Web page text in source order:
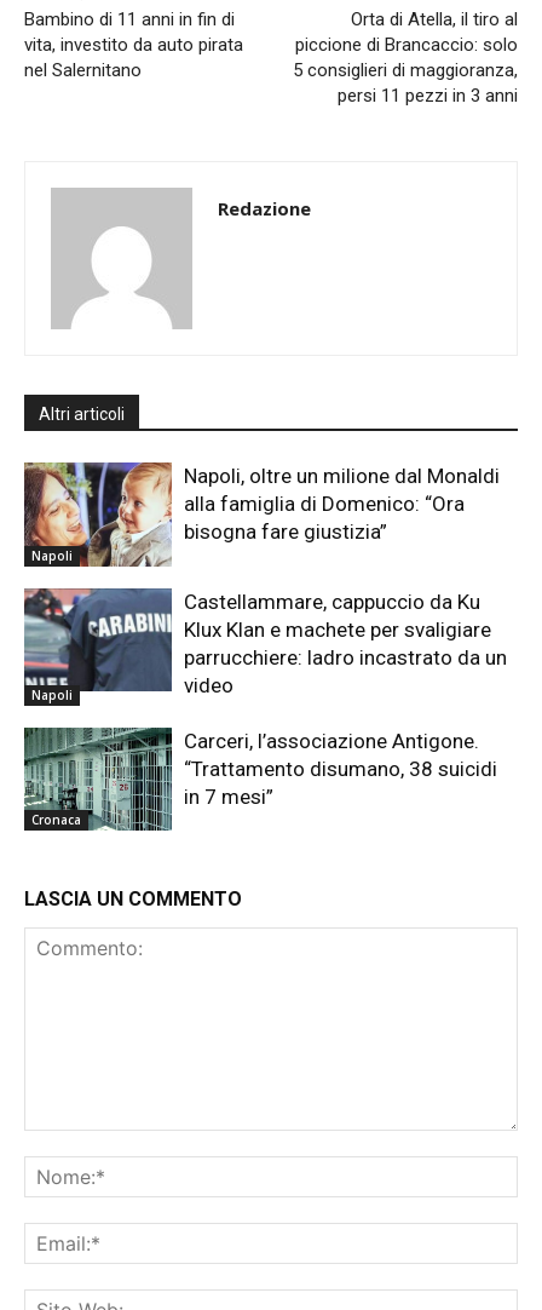
Bambino di 11 anni in fin di
vita, investito da auto pirata
nel Salernitano
Orta di Atella, il tiro al
piccione di Brancaccio: solo
5 consiglieri di maggioranza,
persi 11 pezzi in 3 anni
Redazione
Altri articoli
Napoli
Napoli, oltre un milione dal Monaldi
alla famiglia di Domenico: “Ora
bisogna fare giustizia”
Napoli
Castellammare, cappuccio da Ku
Klux Klan e machete per svaligiare
parrucchiere: ladro incastrato da un
video
Cronaca
Carceri, l’associazione Antigone.
“Trattamento disumano, 38 suicidi
in 7 mesi”
LASCIA UN COMMENTO